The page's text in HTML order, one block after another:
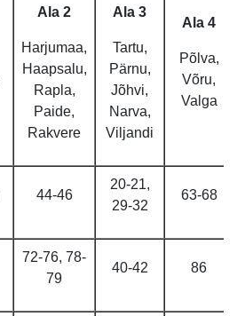
Ala 2
Harjumaa,
Haapsalu,
Rapla,
Paide,
Rakvere
Ala 3
Tartu,
Pärnu,
Jõhvi,
Narva,
Viljandi
Ala 4
Põlva,
Võru,
Valga
44-46
20-21,
29-32
63-68
72-76, 78-
79
40-42 86